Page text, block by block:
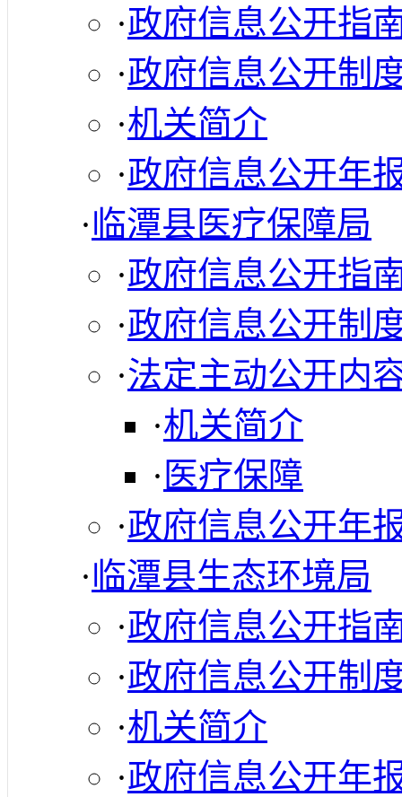
·政府信息公开指
·政府信息公开制
·机关简介
·政府信息公开年
·临潭县医疗保障局
·政府信息公开指
·政府信息公开制
·法定主动公开内
·机关简介
· 医疗保障
·政府信息公开年
·临潭县生态环境局
·政府信息公开指
·政府信息公开制
·机关简介
·政府信息公开年